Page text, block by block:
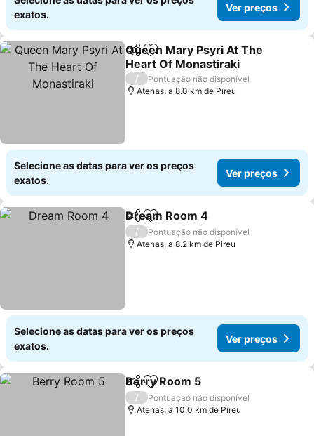
exatos.
Ver preços
PartilharAdicionar aos favoritos
Queen Mary Psyri At The
Heart Of Monastiraki
Ver preços
/
Pontuação não disponível
Atenas, a 8.0 km de Pireu
Selecione as datas para ver os preços
exatos.
Ver preços
PartilharAdicionar aos favoritos
Dream Room 4
/
Pontuação não disponível
Atenas, a 8.2 km de Pireu
Selecione as datas para ver os preços
exatos.
Ver preços
PartilharAdicionar aos favoritos
Berry Room 5
/
Pontuação não disponível
Atenas, a 10.0 km de Pireu